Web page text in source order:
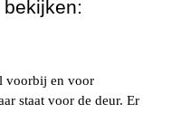
voorbij en voor
staat voor de deur. Er